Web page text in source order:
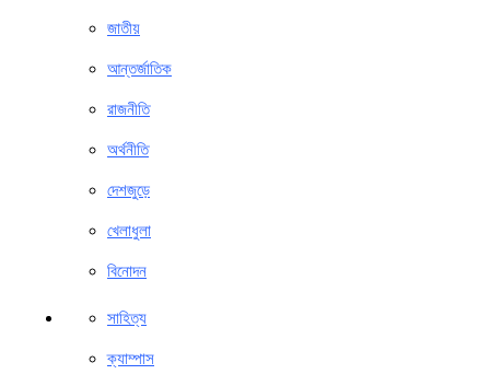
জাতীয়
আন্তর্জাতিক
রাজনীতি
অর্থনীতি
দেশজুড়ে
খেলাধুলা
বিনোদন
সাহিত্য
ক্যাম্পাস